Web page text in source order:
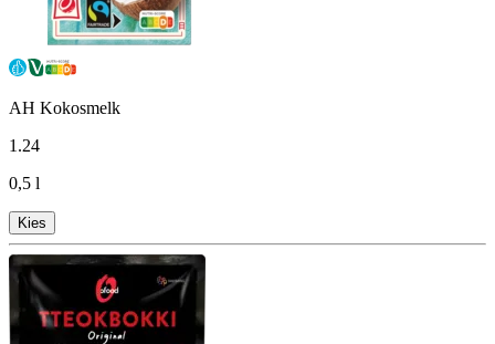
AH Kokosmelk
1.24
0,5 l
Kies